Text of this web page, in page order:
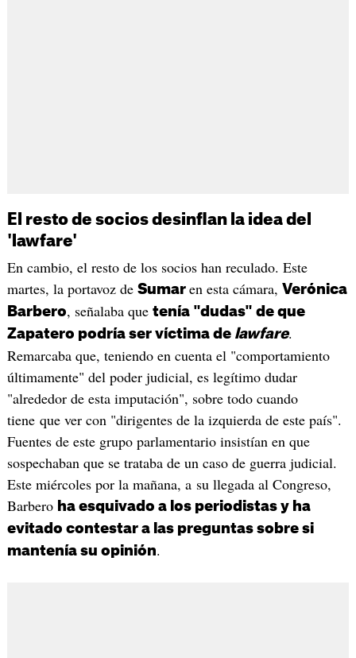
El resto de socios desinflan la idea del
'lawfare'
En cambio, el resto de los socios han reculado. Este
martes, la portavoz de Sumar en esta cámara, Verónica
Barbero, señalaba que tenía "dudas" de que
Zapatero podría ser víctima de lawfare.
Remarcaba que, teniendo en cuenta el "comportamiento
últimamente" del poder judicial, es legítimo dudar
"alrededor de esta imputación", sobre todo cuando
tiene que ver con "dirigentes de la izquierda de este país".
Fuentes de este grupo parlamentario insistían en que
sospechaban que se trataba de un caso de guerra judicial.
Este miércoles por la mañana, a su llegada al Congreso,
Barbero ha esquivado a los periodistas y ha
evitado contestar a las preguntas sobre si
mantenía su opinión.